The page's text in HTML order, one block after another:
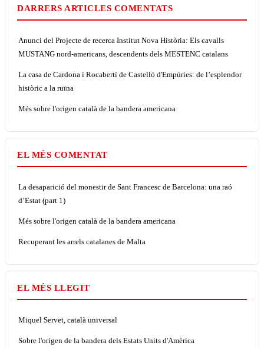
DARRERS ARTICLES COMENTATS
Anunci del Projecte de recerca Institut Nova Història: Els cavalls
MUSTANG nord-americans, descendents dels MESTENC catalans
La casa de Cardona i Rocabertí de Castelló d'Empúries: de l’esplendor
històric a la ruïna
Més sobre l'origen català de la bandera americana
EL MÉS COMENTAT
La desaparició del monestir de Sant Francesc de Barcelona: una raó
d’Estat (part 1)
Més sobre l'origen català de la bandera americana
Recuperant les arrels catalanes de Malta
EL MÉS LLEGIT
Miquel Servet, català universal
Sobre l'origen de la bandera dels Estats Units d'Amèrica